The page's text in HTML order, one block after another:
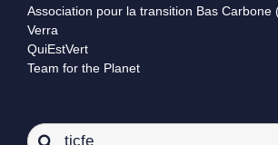
Association pour la transition Bas Carbone
Verra
QuiEstVert
Team for the Planet
Rechercher: